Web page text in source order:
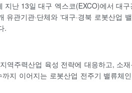
지난 13일 대구 엑스코(EXCO)에서 대
유관기관·단체와 ‘대구·경북 로봇산업
.
역주력산업 육성 전략에 대응하고, 소재
까지 이어지는 로봇산업 전주기 밸류체